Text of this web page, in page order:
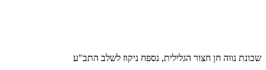
שכונת נווה חן חצור הגלילית, נספח ניקוז לשלב התב"ע